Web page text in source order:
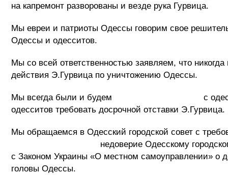
на капремонт разворованы и везде рука Гурвица.
Мы евреи и патриоты Одессы говорим свое
Одессы и одесситов.
Мы со всей ответственностью заявляем, что
действия Э.Гурвица по уничтожению Одессы.
Мы всегда были и будем с одесситами и
одесситов требовать досрочной отставки Э.Гурвица.
Мы обращаемся в Одесский городской
недоверие Одесскому городскому
с Законом Украины «О местном самоуправлении» о
головы Одессы.